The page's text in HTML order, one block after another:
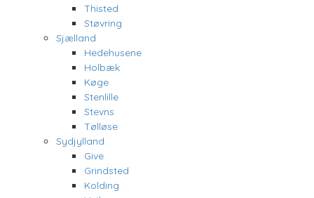
Thisted
Støvring
Sjælland
Hedehusene
Holbæk
Køge
Stenlille
Stevns
Tølløse
Sydjylland
Give
Grindsted
Kolding